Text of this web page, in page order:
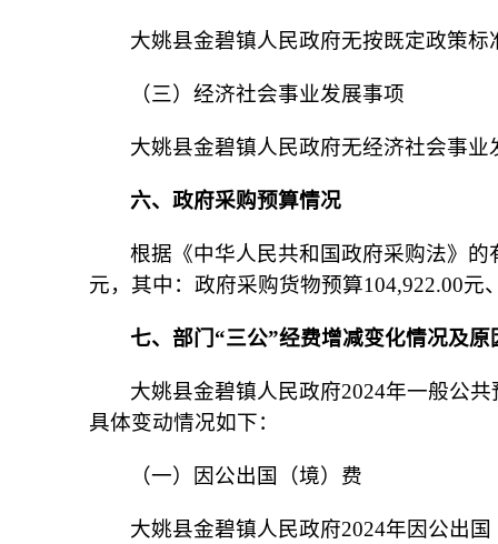
大姚县金碧镇人民政府无按既定政策标
（三）经济社会事业发展事项
大姚县金碧镇人民政府无经济社会事业
六、政府采购预算情况
根据《中华人民共和国政府采购法》
元，其中：政府采购货物预算104,922.00
七、部门“三公”经费增减变化情况及原
大姚县金碧镇人民政府2024年一般公
具体变动情况如下：
（一）因公出国（境）费
大姚县金碧镇人民政府2024年因公出